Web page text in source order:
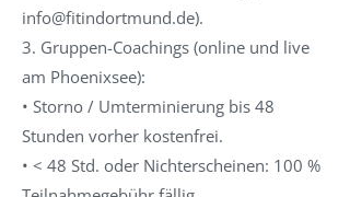
info@fitindortmund.de).
3. Gruppen-Coachings (online und live
am Phoenixsee):
• Storno / Umterminierung bis 48
Stunden vorher kostenfrei.
• < 48 Std. oder Nichterscheinen: 100 %